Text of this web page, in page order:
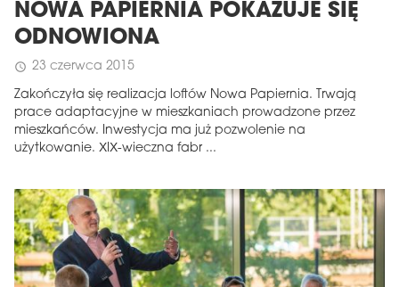
NOWA PAPIERNIA POKAZUJE SIĘ
ODNOWIONA
schedule 23 czerwca 2015
Zakończyła się realizacja loftów Nowa Papiernia. Trwają
prace adaptacyjne w mieszkaniach prowadzone przez
mieszkańców. Inwestycja ma już pozwolenie na
użytkowanie. XIX-wieczna fabr ...